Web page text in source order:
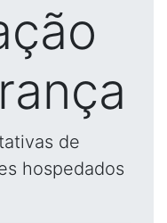
de
hospedados